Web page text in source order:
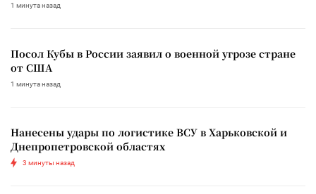
1 минута назад
Посол Кубы в России заявил о военной угрозе стране
от США
1 минута назад
Нанесены удары по логистике ВСУ в Харьковской и
Днепропетровской областях
3 минуты назад